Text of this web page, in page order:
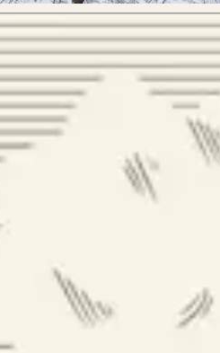
CONFIGURA
LONGBOW